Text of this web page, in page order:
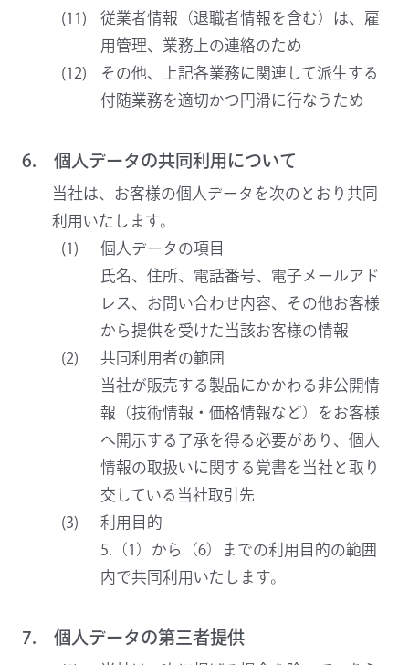
従業者情報（退職者情報を含む）は、雇
用管理、業務上の連絡のため
その他、上記各業務に関連して派生する
付随業務を適切かつ円滑に行なうため
6. 個人データの共同利用について
当社は、お客様の個人データを次のとおり共同
利用いたします。
個人データの項目
氏名、住所、電話番号、電子メールアド
レス、お問い合わせ内容、その他お客様
から提供を受けた当該お客様の情報
共同利用者の範囲
当社が販売する製品にかかわる非公開情
報（技術情報・価格情報など）をお客様
へ開示する了承を得る必要があり、個人
情報の取扱いに関する覚書を当社と取り
交している当社取引先
利用目的
5.（1）から（6）までの利用目的の範囲
内で共同利用いたします。
7. 個人データの第三者提供